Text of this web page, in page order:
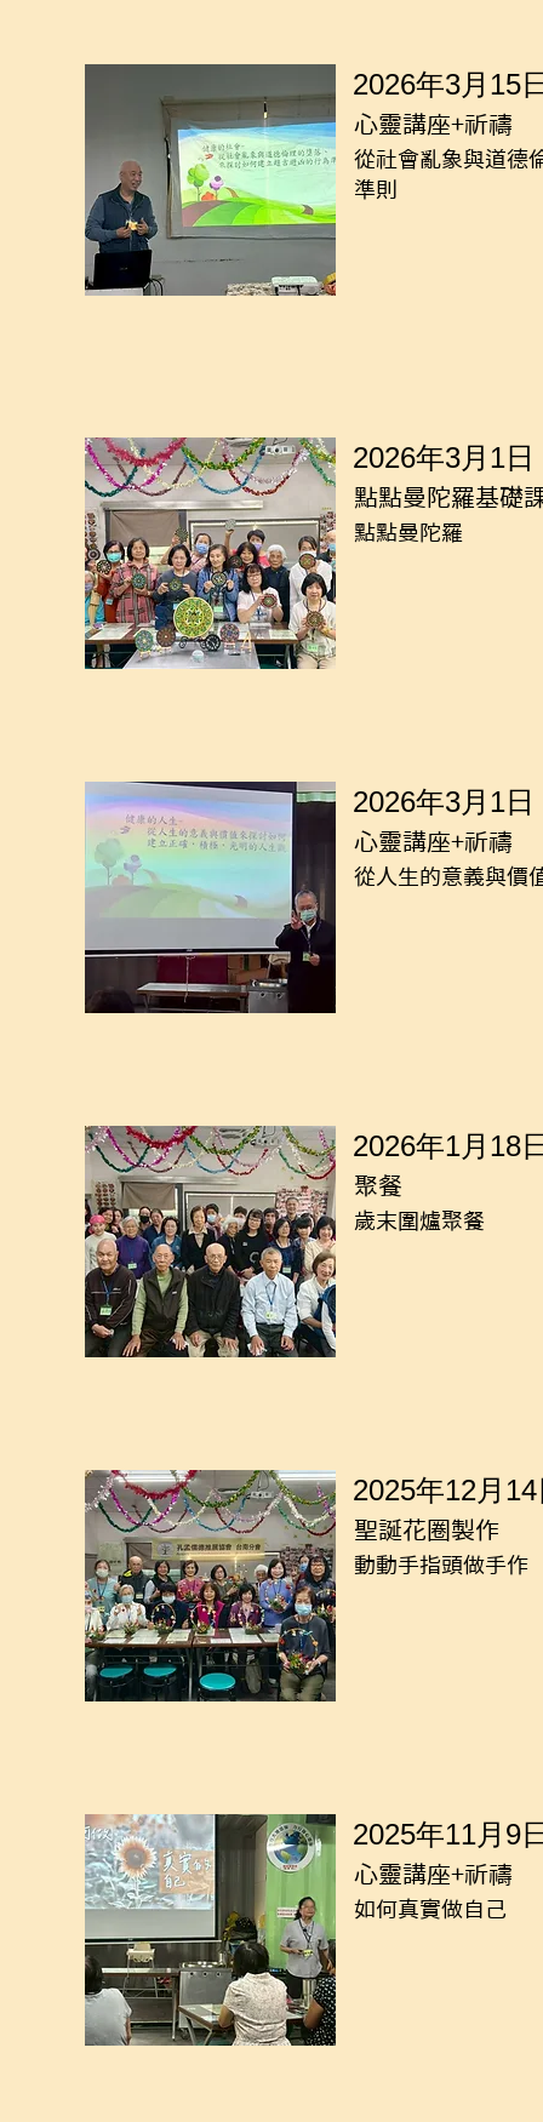
2026年3月15
心靈講座+祈禱
從社會亂象與道德
準則
2026年3月1日
點點曼陀羅基礎
點點曼陀羅
2026年3月1日
心靈講座+祈禱
從人生的意義與價
2026年1月18
聚餐
歲末圍爐聚餐
2025年12月
聖誕花圈製作
動動手指頭做手作
2025年11月9
心靈講座+祈禱
如何真實做自己